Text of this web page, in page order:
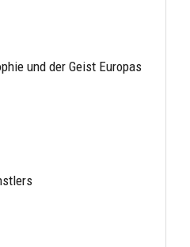
und der Geist Europas